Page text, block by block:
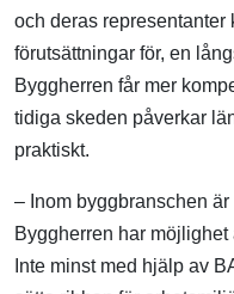
och deras representanter
förutsättningar för, en
Byggherren får mer
tidiga skeden påverkar
praktiskt.
– Inom byggbranschen
Byggherren har
Inte minst med hjälp av